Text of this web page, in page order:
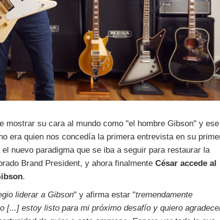
mostrar su cara al mundo como "el hombre Gibson" y ese
era quien nos concedía la primera entrevista en su
nuevo paradigma que se iba a seguir para restaurar la
Brand President, y ahora finalmente César accede al
.
liderar a Gibson" y afirma estar "tremendamente
[...] estoy listo para mi próximo desafío y quiero